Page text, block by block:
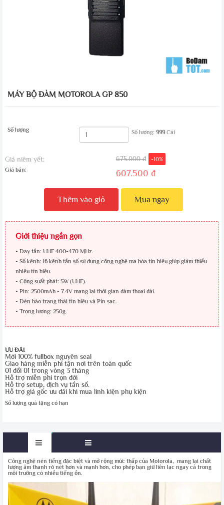
MÁY BỘ ĐÀM MOTOROLA GP 850
Số lượng Số lượng: 999Cái
Giá niêm yết:
Giá bán:
675.000 đ -10%
607.500 đ
Thêm vào giỏ Mua ngay
Giới thiệu ngắn gọn
- Dãy tần: UHF 400-470 MHz.
- Số kênh: 16 kênh tần số sử dụng công nghệ mã hóa tín hiệu giúp giảm thiểu
nhiễu tín hiệu.
- Công suất phát: 5W (UHF).
- Pin: 2500mAh - 7.4V mang lại thời gian đàm thoại dài.
- Đèn báo trạng thái tín hiệu và Pin sạc.
- Trọng lượng: 250g.
ƯU ĐÃI
Mới 100% fullbox nguyên seal
Giao hàng miễn phí tận nơi trên toàn quốc
01 đổi 01 trong vòng 3 tháng
Hỗ trợ miễn phí trọn đời
Hỗ trợ setup, dịch vụ tần số.
Hỗ trợ giá gốc ưu đãi khi mua linh kiện phụ kiện
Số lượng quà tặng có hạn
Công nghệ nén tiếng đặc biệt và mở rộng mức thấp của Motorola, mang lại chất
lượng âm thanh rõ nét hơn và mạnh hơn, cho phép bạn giữ liên lạc ngay cả trong
môi trường có nhiều tiếng ồn.